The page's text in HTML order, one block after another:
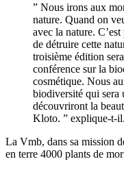
” Nous irons aux
nature. Quand on
avec la nature.
de détruire cette
troisième édition
conférence sur la
cosmétique. Nous
biodiversité qui sera
découvriront la
Kloto. ” explique-t-il.
La Vmb, dans sa mission
en terre 4000 plants de